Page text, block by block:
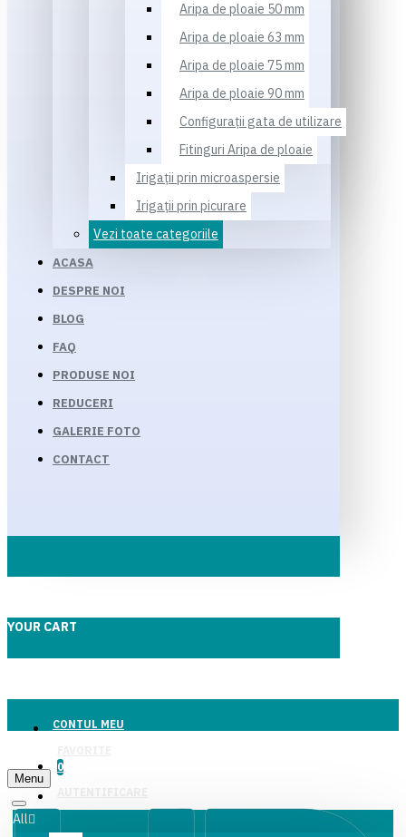
Aripa de ploaie 50 mm
Aripa de ploaie 63 mm
Aripa de ploaie 75 mm
Aripa de ploaie 90 mm
Configuraţii gata de utilizare
Fitinguri Aripa de ploaie
Irigaţii prin microaspersie
Irigaţii prin picurare
Vezi toate categoriile
ACASA
DESPRE NOI
BLOG
FAQ
PRODUSE NOI
REDUCERI
GALERIE FOTO
CONTACT
YOUR CART
CONTUL MEU
0
Menu
All